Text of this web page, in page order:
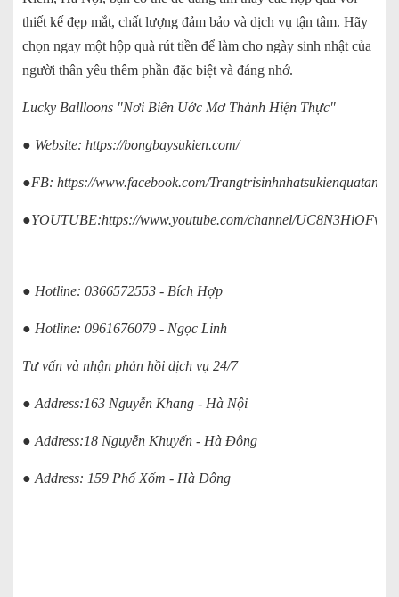
thiết kế đẹp mắt, chất lượng đảm bảo và dịch vụ tận tâm. Hãy
chọn ngay một hộp quà rút tiền để làm cho ngày sinh nhật của
người thân yêu thêm phần đặc biệt và đáng nhớ.
Lucky Ballloons "Nơi Biến Uớc Mơ Thành Hiện Thực"
● Website: https://bongbaysukien.com/
●FB: https://www.facebook.com/
●YOUTUBE:https://www.youtube.com/channel/
● Hotline: 0366572553 - Bích Hợp
● Hotline: 0961676079 - Ngọc Linh
Tư vấn và nhận phản hồi dịch vụ 24/7
● Address:163 Nguyễn Khang - Hà Nội
● Address:18 Nguyễn Khuyến - Hà Đông
● Address: 159 Phố Xốm - Hà Đông